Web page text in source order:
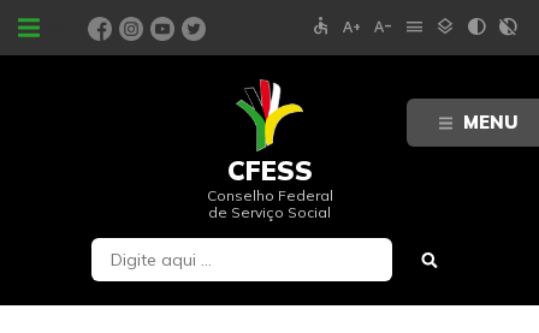
MENU
PORTAIS accessible text_increase text_decrease menu layers contrast contrast_rtl_off
CFESS
Conselho Federal
de Serviço Social